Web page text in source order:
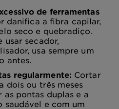
de ferramentas
danifica a fibra capilar,
seco e quebradiço.
usar secador,
usa sempre um
antes.
regularmente: Cortar
dois ou três meses
as pontas duplas e a
saudável e com um